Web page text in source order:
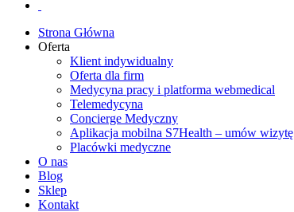
Strona Główna
Oferta
Klient indywidualny
Oferta dla firm
Medycyna pracy i platforma webmedical
Telemedycyna
Concierge Medyczny
Aplikacja mobilna S7Health – umów wizytę
Placówki medyczne
O nas
Blog
Sklep
Kontakt